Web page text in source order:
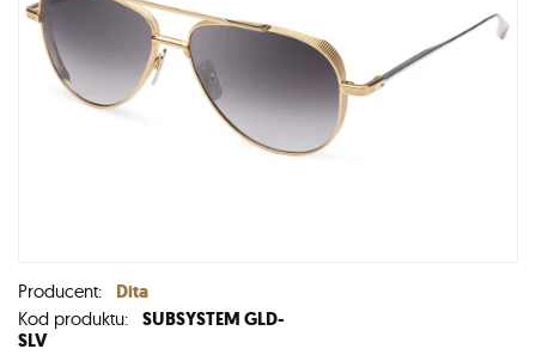
Producent: Dita
Kod produktu:
SUBSYSTEM GLD-
SLV